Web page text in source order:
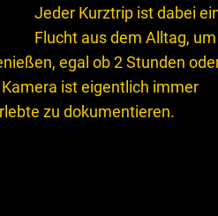
Jeder Kurztrip ist dabei
Flucht aus dem Alltag, um
egal ob 2 Stunden
ist eigentlich immer
zu dokumentieren.